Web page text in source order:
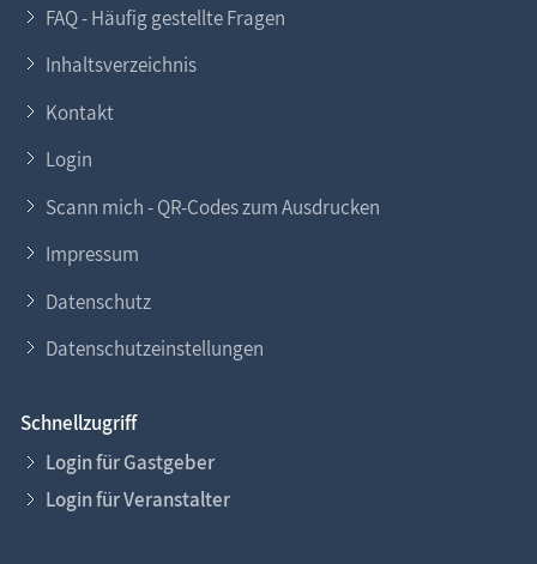
FAQ - Häufig gestellte Fragen
Inhaltsverzeichnis
Kontakt
Login
Scann mich - QR-Codes zum Ausdrucken
Impressum
Datenschutz
Datenschutzeinstellungen
Schnellzugriff
Login für Gastgeber
Login für Veranstalter